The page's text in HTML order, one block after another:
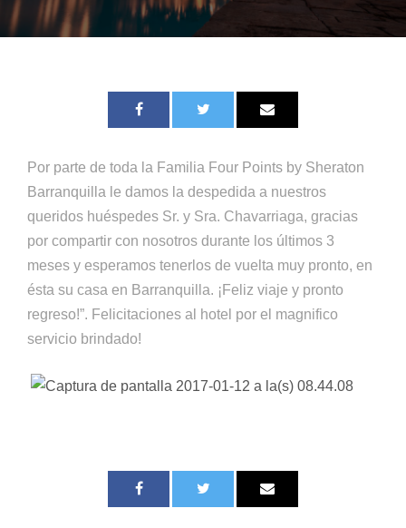
Por parte de toda la Familia Four Points by Sheraton
Barranquilla le damos la despedida a nuestros
queridos huéspedes Sr. y Sra. Chavarriaga, gracias
por compartir con nosotros durante los últimos 3
meses y esperamos tenerlos de vuelta muy pronto, en
ésta su casa en Barranquilla. ¡Feliz viaje y pronto
regreso!”. Felicitaciones al hotel por el magnifico
servicio brindado!